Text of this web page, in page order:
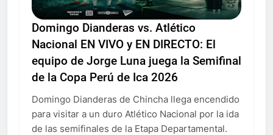
Domingo Dianderas vs. Atlético
Nacional EN VIVO y EN DIRECTO: El
equipo de Jorge Luna juega la Semifinal
de la Copa Perú de Ica 2026
Domingo Dianderas de Chincha llega encendido
para visitar a un duro Atlético Nacional por la ida
de las semifinales de la Etapa Departamental.